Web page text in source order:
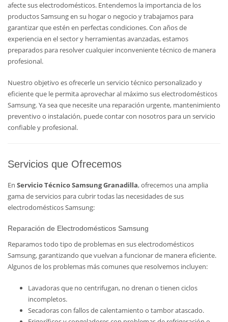
afecte sus electrodomésticos. Entendemos la importancia de los
productos Samsung en su hogar o negocio y trabajamos para
garantizar que estén en perfectas condiciones. Con años de
experiencia en el sector y herramientas avanzadas, estamos
preparados para resolver cualquier inconveniente técnico de manera
profesional.
Nuestro objetivo es ofrecerle un servicio técnico personalizado y
eficiente que le permita aprovechar al máximo sus electrodomésticos
Samsung. Ya sea que necesite una reparación urgente, mantenimiento
preventivo o instalación, puede contar con nosotros para un servicio
confiable y profesional.
Servicios que Ofrecemos
En Servicio Técnico Samsung Granadilla, ofrecemos una amplia
gama de servicios para cubrir todas las necesidades de sus
electrodomésticos Samsung:
Reparación de Electrodomésticos Samsung
Reparamos todo tipo de problemas en sus electrodomésticos
Samsung, garantizando que vuelvan a funcionar de manera eficiente.
Algunos de los problemas más comunes que resolvemos incluyen:
Lavadoras que no centrifugan, no drenan o tienen ciclos
incompletos.
Secadoras con fallos de calentamiento o tambor atascado.